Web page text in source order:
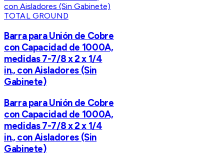
TOTAL GROUND
Barra para Unión de Cobre
con Capacidad de 1000A,
medidas 7-7/8 x 2 x 1/4
in., con Aisladores (Sin
Gabinete)
Barra para Unión de Cobre
con Capacidad de 1000A,
medidas 7-7/8 x 2 x 1/4
in., con Aisladores (Sin
Gabinete)